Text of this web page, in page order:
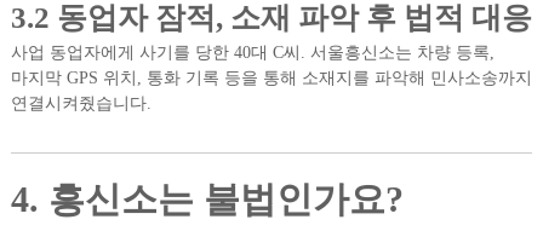
3.2 동업자 잠적, 소재 파악 후 법적 대응
사업 동업자에게 사기를 당한 40대 C씨. 서울흥신소는 차량 등록,
마지막 GPS 위치, 통화 기록 등을 통해 소재지를 파악해 민사소송까지
연결시켜줬습니다.
4. 흥신소는 불법인가요?